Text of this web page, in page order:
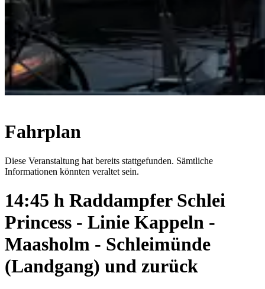
Fahrplan
Diese Veranstaltung hat bereits stattgefunden. Sämtliche
Informationen könnten veraltet sein.
14:45 h Raddampfer Schlei
Princess - Linie Kappeln -
Maasholm - Schleimünde
(Landgang) und zurück